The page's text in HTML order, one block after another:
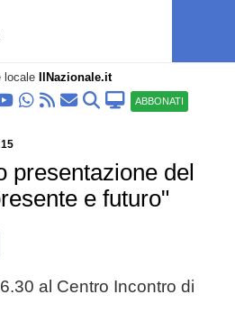
locale IlNazionale.it
ABBONATI
presentazione del
e futuro"
Email
al Centro Incontro di